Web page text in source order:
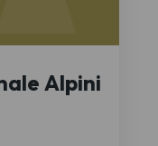
Alpini